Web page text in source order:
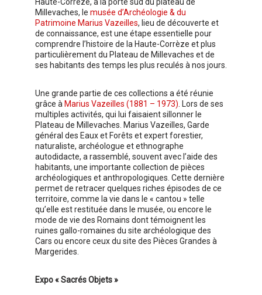
Millevaches, le musée d’Archéologie & du
Patrimoine Marius Vazeilles, lieu de découverte et
de connaissance, est une étape essentielle pour
comprendre l’histoire de la Haute-Corrèze et plus
particulièrement du Plateau de Millevaches et de
ses habitants des temps les plus reculés à nos jours.
Une grande partie de ces collections a été réunie
grâce à Marius Vazeilles (1881 – 1973) . Lors de ses
multiples activités, qui lui faisaient sillonner le
Plateau de Millevaches. Marius Vazeilles, Garde
général des Eaux et Forêts et expert forestier,
naturaliste, archéologue et ethnographe
autodidacte, a rassemblé, souvent avec l’aide des
habitants, une importante collection de pièces
archéologiques et anthropologiques. Cette dernière
permet de retracer quelques riches épisodes de ce
territoire, comme la vie dans le « cantou » telle
qu’elle est restituée dans le musée, ou encore le
mode de vie des Romains dont témoignent les
ruines gallo-romaines du site archéologique des
Cars ou encore ceux du site des Pièces Grandes à
Margerides.
Expo « Sacrés Objets »